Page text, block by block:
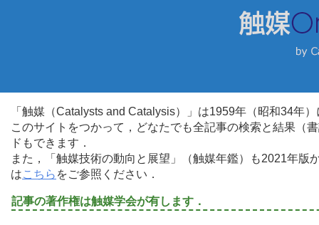
「触媒（Catalysts and Catalysis）」は1959年（昭和34年
このサイトをつかって，どなたでも全記事の検索と結果（
ドもできます．
また，「触媒技術の動向と展望」（触媒年鑑）も2021年
はこちら をご参照ください．
記事の著作権は触媒学会が有します．